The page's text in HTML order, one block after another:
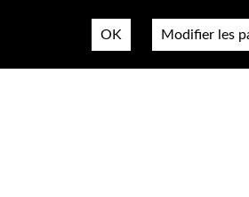
OK Modifier les